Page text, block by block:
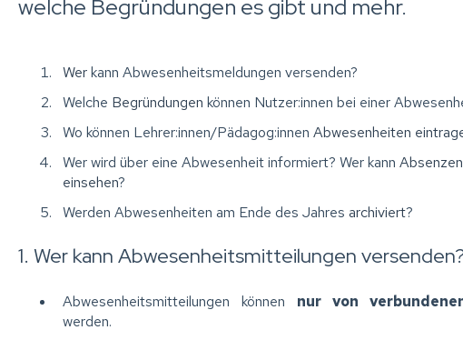
welche Begründungen es gibt und mehr.
Werkann Abwesenheitsmeldungen versenden?
Welche Begründungen können Nutzer:innen bei einer
Wo können Lehrer:innen/Pädagog:innen Abwesenheiten
Wer wird über eine Abwesenheit informiert? Wer kann
einsehen?
Werden Abwesenheiten am Ende des Jahres archiviert?
1. Wer kann Abwesenheitsmitteilungen
Abwesenheitsmitteilungen können nur von
werden.